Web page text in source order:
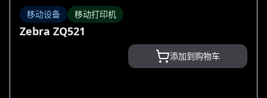
移动设备 移动打印机
Zebra ZQ521
添加到购物车